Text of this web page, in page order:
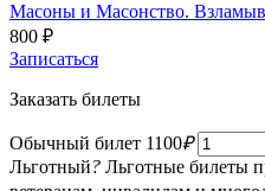
Масоны и Масонство.
800 ₽
Записаться
Заказать билеты
Обычный билет 1100₽
Льготный? Льготные билеты